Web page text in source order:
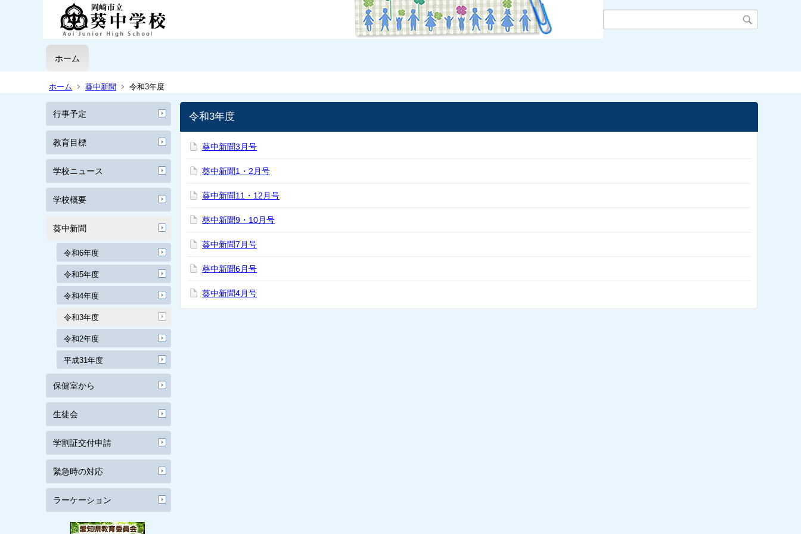
ホーム
ホーム 葵中新聞 令和3年度
行事予定
教育目標
学校ニュース
学校概要
葵中新聞
令和6年度
令和5年度
令和4年度
令和3年度
令和2年度
平成31年度
保健室から
生徒会
学割証交付申請
緊急時の対応
ラーケーション
令和3年度
葵中新聞3月号
葵中新聞1・2月号
葵中新聞11・12月号
葵中新聞9・10月号
葵中新聞7月号
葵中新聞6月号
葵中新聞4月号